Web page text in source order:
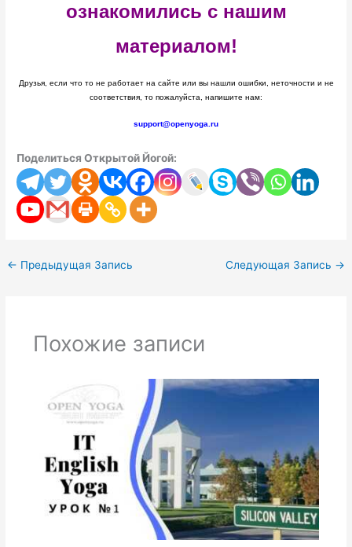
ознакомились с нашим
материалом!
Друзья, если что то не работает на сайте или вы нашли ошибки, неточности и не
соответствия, то пожалуйста, напишите нам:
support@openyoga.ru
Поделиться Открытой Йогой:
← Предыдущая Запись Следующая Запись →
Похожие записи